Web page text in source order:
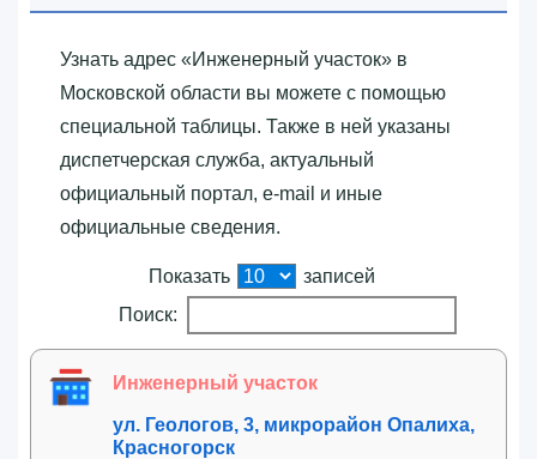
Узнать адрес «‎Инженерный участок»‎ в
Московской области вы можете с помощью
специальной таблицы. Также в ней указаны
диспетчерская служба, актуальный
официальный портал, e-mail и иные
официальные сведения.
Показать
записей
Поиск:
Инженерный участок
ул. Геологов, 3, микрорайон Опалиха,
Красногорск